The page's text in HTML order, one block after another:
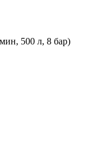
500 л, 8 бар)